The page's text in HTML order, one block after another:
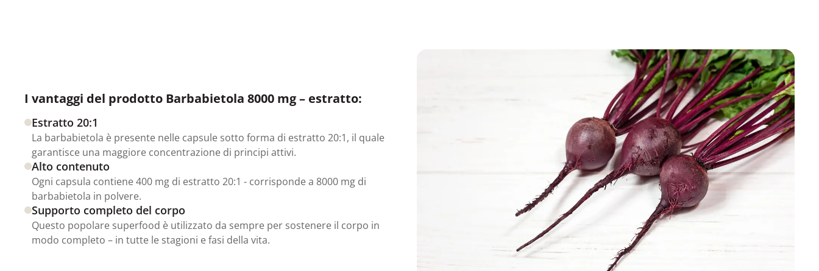
I vantaggi del prodotto Barbabietola 8000 mg – estratto:
Estratto 20:1
La barbabietola è presente nelle capsule sotto forma di estratto 20:1, il quale
garantisce una maggiore concentrazione di principi attivi.
Alto contenuto
Ogni capsula contiene 400 mg di estratto 20:1 - corrisponde a 8000 mg di
barbabietola in polvere.
Supporto completo del corpo
Questo popolare superfood è utilizzato da sempre per sostenere il corpo in
modo completo – in tutte le stagioni e fasi della vita.